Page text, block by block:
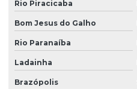
Rio Piracicaba
Bom Jesus do Galho
Rio Paranaíba
Ladainha
Brazópolis